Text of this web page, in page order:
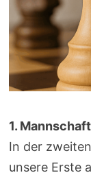
1.
In der
unsere Erste